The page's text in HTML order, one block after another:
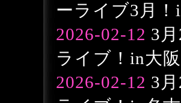
ーライブ3月
2026-02-12 3
ライブ！in大
2026-02-12 3